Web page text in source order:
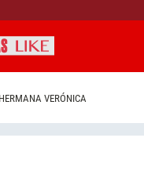
HERMANA VERÓNICA